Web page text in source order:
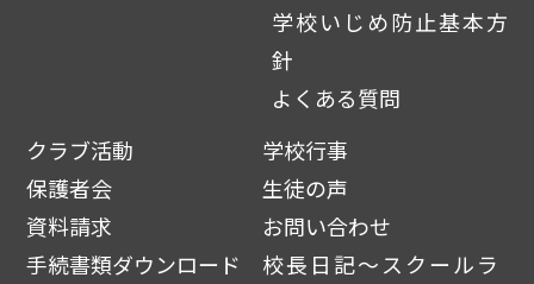
学校いじめ防止基本方
針
よくある質問
クラブ活動
学校行事
保護者会
生徒の声
資料請求
お問い合わせ
手続書類ダウンロード
校長日記～スクールラ